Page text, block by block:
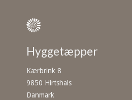
Hyggetæpper
Kærbrink 8
9850 Hirtshals
Danmark